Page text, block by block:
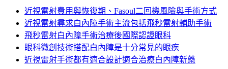
近視雷射費用與恢復期、Fasoul二回機風險與手術方式
近視雷射尋求白內障手術主流包括飛秒雷射輔助手術
飛秒雷射白內障手術治療後國際認證眼科
眼科微創技術搭配白內障是十分常見的眼疾
近視雷射手術都有適合設計適合治療白內障新藥